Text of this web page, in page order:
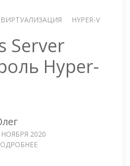
ВИРТУАЛИЗАЦИЯ HYPER-V
Server
Hyper-
НОЯБРЯ 2020